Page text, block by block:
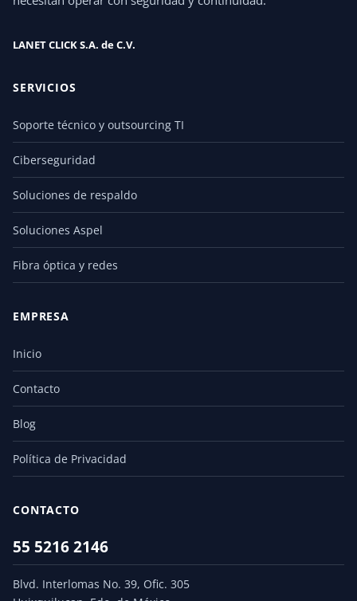
LANET CLICK S.A. de C.V.
SERVICIOS
Soporte técnico y outsourcing TI
Ciberseguridad
Soluciones de respaldo
Soluciones Aspel
Fibra óptica y redes
EMPRESA
Inicio
Contacto
Blog
Política de Privacidad
CONTACTO
55 5216 2146
Blvd. Interlomas No. 39, Ofic. 305